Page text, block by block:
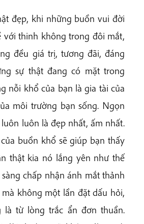
đẹp, khi những buồn vui đời
với thinh không trong đôi mắt,
đều giá trị, tương đãi, đáng
sự thật đang có mặt trong
nỗi khổ của bạn là gia tài của
môi trường bạn sống. Ngọn
luôn là đẹp nhất, ấm nhất.
buồn khổ sẽ giúp bạn thấy
thật kia nó lắng yên như thế
sàng chấp nhận ánh mắt thảnh
không một lần đặt dấu hỏi,
là từ lòng trắc ẩn đơn thuần.